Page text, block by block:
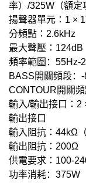
率） /325W （額定
揚聲器單元： 1 ×
分頻點： 2.6kHz
最大聲壓： 124dB
頻率範圍： 55Hz-
BASS開關頻段： -
CONTOUR開關頻
輸入/輸出接口： 2
輸出接口
輸入阻抗： 44kΩ
輸出阻抗： 200Ω
供電要求： 100-
功率消耗： 375W